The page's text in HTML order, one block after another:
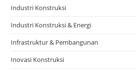
Industri Konstruksi
Industri Konstruksi & Energi
Infrastruktur & Pembangunan
Inovasi Konstruksi